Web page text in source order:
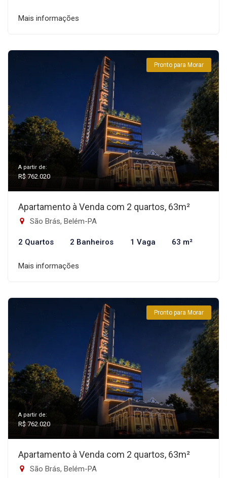
Mais informações
Pronto para Morar
A partir de:
R$ 762.020
Apartamento à Venda com 2 quartos, 63m²
São Brás, Belém-PA
2 Quartos 2 Banheiros 1 Vaga 63 m²
Mais informações
Pronto para Morar
A partir de:
R$ 762.020
Apartamento à Venda com 2 quartos, 63m²
São Brás, Belém-PA